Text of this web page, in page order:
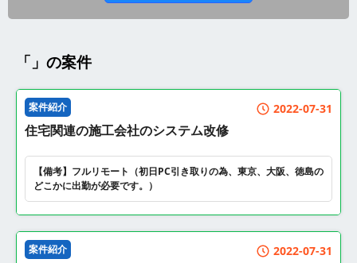
「」の案件
案件紹介 2022-07-31
住宅関連の施工会社のシステム改修
【備考】フルリモート（初日PC引き取りの為、東京、大阪、徳島の
どこかに出勤が必要です。）
案件紹介 2022-07-31